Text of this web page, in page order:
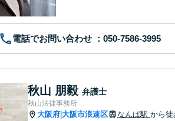
電話でお問い合わせ
秋山 朋毅 弁護士
秋山法律事務所
大阪府 大阪市浪速区 なんば駅 から徒